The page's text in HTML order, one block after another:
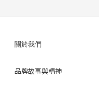
關於我們
品牌故事與精神